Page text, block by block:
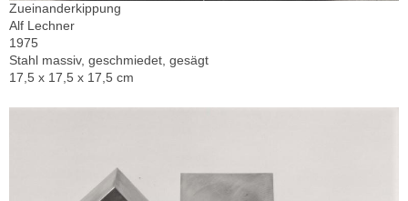
Zueinanderkippung
Alf Lechner
1975
Stahl massiv, geschmiedet, gesägt
17,5 x 17,5 x 17,5 cm